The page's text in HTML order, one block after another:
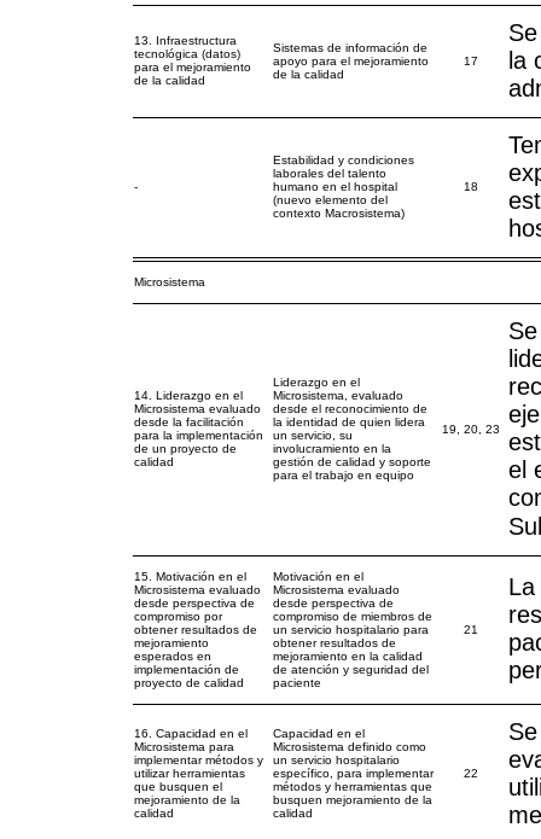
13. Infraestructura
tecnológica (datos)
para el mejoramiento
de la calidad
Sistemas de información de
apoyo para el mejoramiento
de la calidad
17
la
-
Estabilidad y condiciones
laborales del talento
humano en el hospital
(nuevo elemento del
contexto Macrosistema)
18
Microsistema
14. Liderazgo en el
Microsistema evaluado
desde la facilitación
para la implementación
de un proyecto de
calidad
Liderazgo en el
Microsistema, evaluado
desde el reconocimiento de
la identidad de quien lidera
un servicio, su
involucramiento en la
gestión de calidad y soporte
para el trabajo en equipo
19, 20, 23
el
15. Motivación en el
Microsistema evaluado
desde perspectiva de
compromiso por
obtener resultados de
mejoramiento
esperados en
implementación de
proyecto de calidad
Motivación en el
Microsistema evaluado
desde perspectiva de
compromiso de miembros de
un servicio hospitalario para
obtener resultados de
mejoramiento en la calidad
de atención y seguridad del
paciente
21
16. Capacidad en el
Microsistema para
implementar métodos y
utilizar herramientas
que busquen el
mejoramiento de la
calidad
Capacidad en el
Microsistema definido como
un servicio hospitalario
específico, para implementar
métodos y herramientas que
busquen mejoramiento de la
calidad
22